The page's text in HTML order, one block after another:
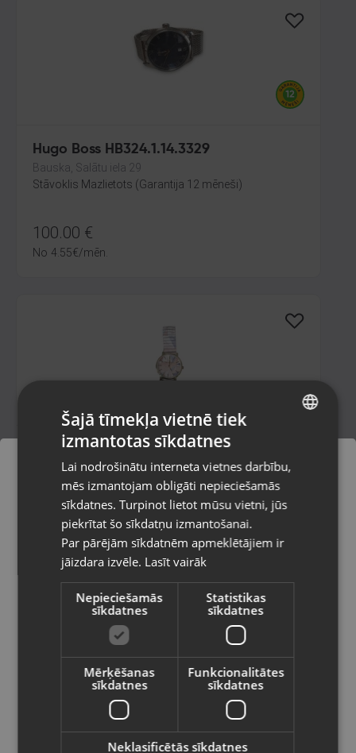
Hugo Boss HB324.1.14.3329
Bauska, Salātu iela 29
Stāvoklis Mazlietots (Garantija 12 mēneši)
100.00 €
No 4.55€/mēn.
Gucci 2017-01
Rīga, Latgales iela 250 k-3
Stāvoklis Mazlietots (Garantija 12 mēneši)
18.00€
Rodania 25152.82
Pasūtījumi tiks piegādāti uz
izvēlēto valsti
Vietnes saturs būs attēlots izvēlētajā
valodā
Valsts
Latviešu / Latvian
RUSSIAN
Šajā tīmekļa vietnē tiek
izmantotas sīkdatnes
Lai nodrošinātu interneta vietnes darbību,
mēs izmantojam obligāti nepieciešamās
sīkdatnes. Turpinot lietot mūsu vietni, jūs
piekrītat šo sīkdatņu izmantošanai.
Par pārējām sīkdatnēm apmeklētājiem ir
jāizdara izvēle. Lasīt vairāk
Nepieciešamās
sīkdatnes
Statistikas
sīkdatnes
Mērķēšanas
sīkdatnes
Funkcionalitātes
sīkdatnes
Neklasificētās sīkdatnes